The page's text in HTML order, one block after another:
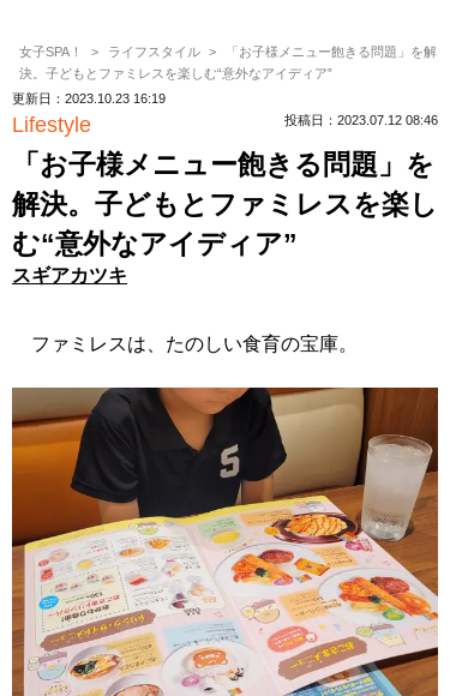
女子SPA！ ライフスタイル
「お子様メニュー飽きる問題」を解
決。子どもとファミレスを楽しむ“意外なアイディア”
更新日：2023.10.23 16:19
Lifestyle 投稿日：2023.07.12 08:46
「お子様メニュー飽きる問題」を
解決。子どもとファミレスを楽し
む“意外なアイディア”
スギアカツキ
ファミレスは、たのしい食育の宝庫。